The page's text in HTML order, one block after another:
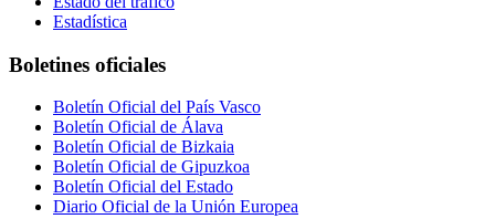
Estadística
Boletines oficiales
Boletín Oficial del País Vasco
Boletín Oficial de Álava
Boletín Oficial de Bizkaia
Boletín Oficial de Gipuzkoa
Boletín Oficial del Estado
Diario Oficial de la Unión Europea